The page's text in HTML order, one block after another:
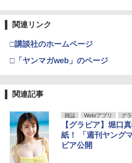
関連リンク
□講談社のホームページ
□「ヤンマガweb」のページ
関連記事
雑誌 Web/アプリ グ
【グラビア】堀口
紙！ 「週刊ヤング
ビア公開